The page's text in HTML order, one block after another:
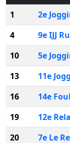
1
2e
4
9e IJJ
10
5e
13
11e
16
14e
19
12e
20
7e Le